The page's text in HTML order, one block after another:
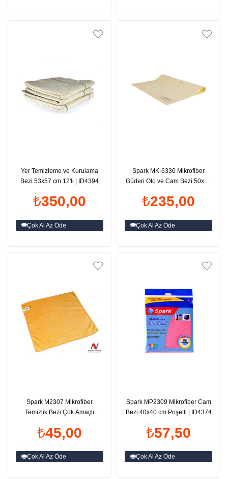
Yer Temizleme ve Kurulama
Bezi 53x57 cm 12'li | ID4394
₺350,00
Çok Al Az Öde
Spark MK-6330 Mikrofiber
Güderi Oto ve Cam Bezi 50x70
₺235,00
Çok Al Az Öde
Spark M2307 Mikrofiber
Temizlik Bezi Çok Amaçlı
₺45,00
Çok Al Az Öde
Spark MP2309 Mikrofiber Cam
Bezi 40x40 cm Poşetli | ID4374
₺57,50
Çok Al Az Öde